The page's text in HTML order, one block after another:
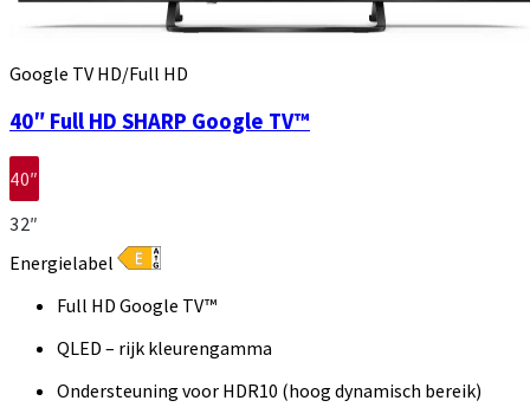
Google TV HD/Full HD
40″ Full HD SHARP Google TV™
40″
32″
Energielabel
Full HD Google TV™
QLED – rijk kleurengamma
Ondersteuning voor HDR10 (hoog dynamisch bereik)